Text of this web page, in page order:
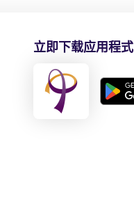
立即下载应用程式